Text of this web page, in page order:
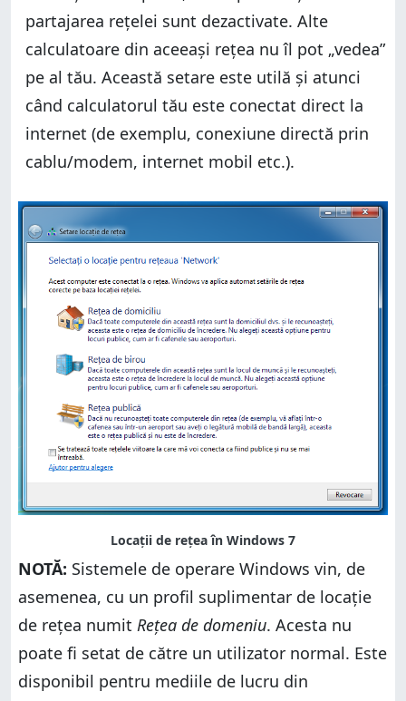
partajarea rețelei sunt dezactivate. Alte
calculatoare din aceeași rețea nu îl pot „vedea”
pe al tău. Această setare este utilă și atunci
când calculatorul tău este conectat direct la
internet (de exemplu, conexiune directă prin
cablu/modem, internet mobil etc.).
NOTĂ: Sistemele de operare Windows vin, de
asemenea, cu un profil suplimentar de locație
de rețea numit Rețea de domeniu. Acesta nu
poate fi setat de către un utilizator normal. Este
disponibil pentru mediile de lucru din